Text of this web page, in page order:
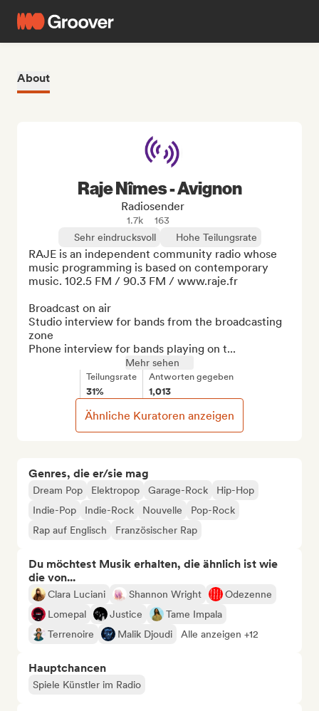
About
Genres, die er/sie mag
Dream Pop Elektropop Garage-Rock
Hip-Hop
Indie-Pop
Indie-Rock Nouvelle
Pop-Rock
Rap auf Englisch
Französischer Rap
Du möchtest Musik erhalten, die ähnlich ist wie
die von...
Clara Luciani Shannon Wright
Odezenne
Lomepal
Justice
Tame Impala
Terrenoire
Malik Djoudi Alle anzeigen +12
Hauptchancen
Spiele Künstler im Radio
Raje Nîmes - Avignon
Radiosender
1.7k
163
Sehr eindrucksvoll
Hohe Teilungsrate
RAJE is an independent community radio whose
music programming is based on contemporary
music. 102.5 FM / 90.3 FM / www.raje.fr
Broadcast on air
Studio interview for bands from the broadcasting
zone
Phone interview for bands playing on t...
Mehr sehen
Teilungsrate
31%
Antworten gegeben
1,013
Ähnliche Kuratoren anzeigen